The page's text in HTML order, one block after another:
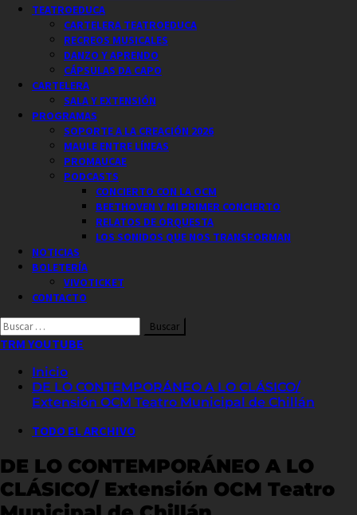
TEATROEDUCA
CARTELERA TEATROEDUCA
RECREOS MUSICALES
DANZO Y APRENDO
CÁPSULAS DA CAPO
CARTELERA
SALA Y EXTENSIÓN
PROGRAMAS
SOPORTE A LA CREACIÓN 2026
MAULE ENTRE LÍNEAS
PROMAUCAE
PODCASTS
CONCIERTO CON LA OCM
BEETHOVEN Y MI PRIMER CONCIERTO
RELATOS DE ORQUESTA
LOS SONIDOS QUE NOS TRANSFORMAN
NOTICIAS
BOLETERÍA
VIVOTICKET
CONTACTO
Buscar
por:
TRM YOUTUBE
Inicio
DE LO CONTEMPORÁNEO A LO CLÁSICO/
Extensión OCM Teatro Municipal de Chillán
TODO EL ARCHIVO
DE LO CONTEMPORÁNEO A LO
CLÁSICO/ Extensión OCM Teatro